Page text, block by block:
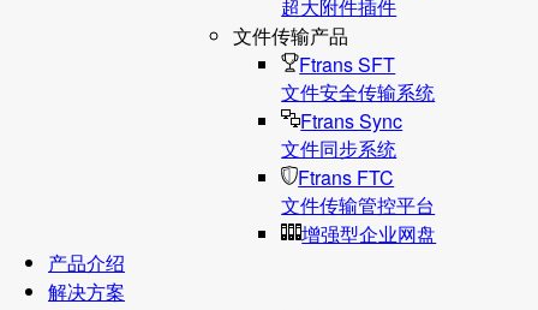
超大附件插件
文件传输产品
Ftrans SFT
文件安全传输系统
Ftrans Sync
文件同步系统
Ftrans FTC
文件传输管控平台
增强型企业网盘
产品介绍
解决方案